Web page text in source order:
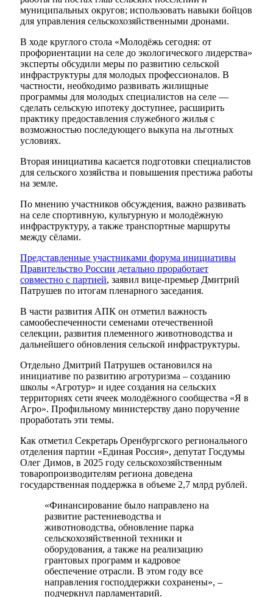
муниципальных округов; использовать навыки бойцов
для управления сельскохозяйственными дронами.
В ходе круглого стола «Молодёжь сегодня: от
профориентации на селе до экологического лидерства»
эксперты обсудили меры по развитию сельской
инфраструктуры для молодых профессионалов. В
частности, необходимо развивать жилищные
программы для молодых специалистов на селе —
сделать сельскую ипотеку доступнее, расширить
практику предоставления служебного жилья с
возможностью последующего выкупа на льготных
условиях.
Вторая инициатива касается подготовки специалистов
для сельского хозяйства и повышения престижа работы
на земле.
По мнению участников обсуждения, важно развивать
на селе спортивную, культурную и молодёжную
инфраструктуру, а также транспортные маршруты
между сёлами.
Представленные участниками форума инициативы
Правительство России детально проработает
совместно с партией, заявил вице-премьер Дмитрий
Патрушев по итогам пленарного заседания.
В части развития АПК он отметил важность
самообеспеченности семенами отечественной
селекции, развития племенного животноводства и
дальнейшего обновления сельской инфраструктуры.
Отдельно Дмитрий Патрушев остановился на
инициативе по развитию агротуризма – созданию
школы «Агротур» и идее создания на сельских
территориях сети ячеек молодёжного сообщества «Я в
Агро». Профильному министерству дано поручение
проработать эти темы.
Как отметил Секретарь Оренбургского регионального
отделения партии «Единая Россия», депутат Госдумы
Олег Димов, в 2025 году сельскохозяйственным
товаропроизводителям региона доведена
государственная поддержка в объеме 2,7 млрд рублей.
«Финансирование было направлено на
развитие растениеводства и
животноводства, обновление парка
сельскохозяйственной техники и
оборудования, а также на реализацию
грантовых программ и кадровое
обеспечение отрасли. В этом году все
направления господдержки сохранены», –
подчеркнул парламентарий.